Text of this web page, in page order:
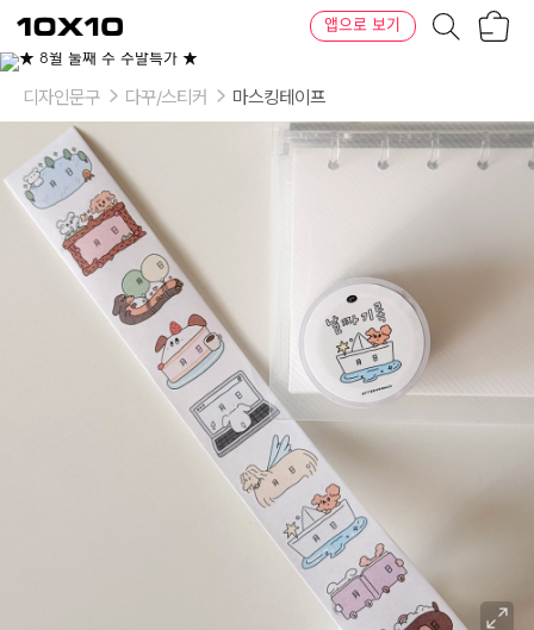
텐
바
텐
앱으로 보기
디자인문구 다꾸/스티커 마스킹테이프